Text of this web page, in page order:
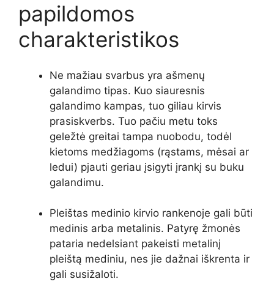
papildomos
charakteristikos
Ne mažiau svarbus yra ašmenų
galandimo tipas. Kuo siauresnis
galandimo kampas, tuo giliau kirvis
prasiskverbs. Tuo pačiu metu toks
geležtė greitai tampa nuobodu, todėl
kietoms medžiagoms (rąstams, mėsai ar
ledui) pjauti geriau įsigyti įrankį su buku
galandimu.
Pleištas medinio kirvio rankenoje gali būti
medinis arba metalinis. Patyrę žmonės
pataria nedelsiant pakeisti metalinį
pleištą mediniu, nes jie dažnai iškrenta ir
gali susižaloti.